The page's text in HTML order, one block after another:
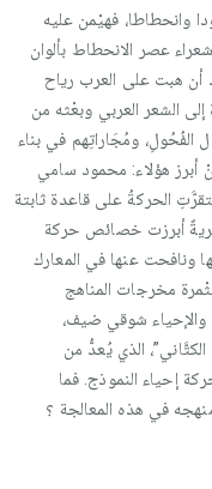
قبل عصر النهضة (ق19) جمودا وانحطاطا، فهيْمن عليه
عصر الانحطاط بألوان
أن هبت على العرب رياح
إلى الشعر العربي وبعْثه من
الفُحُولِ، ومُجَاراتِهم في بناء
أبرز هؤلاء: محمود سامي
الحركةُ على قاعدة ثابتة
أبرزت خصائص حركة
ونافحت عنها في المعارك
مخرجات المناهج
والإحياء شوقي ضيف،
الذي يُعدُّ من
إحياء النموذج. فما
في هذه المعالجة ؟